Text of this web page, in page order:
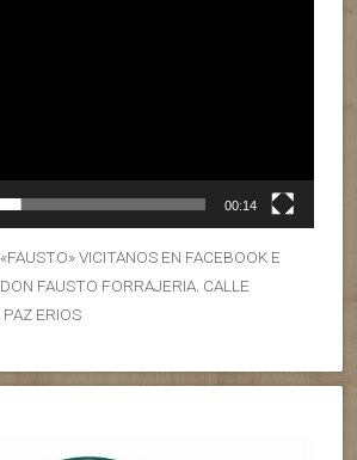
00:14
VICITANOS EN FACEBOOK E
FAUSTO FORRAJERIA. CALLE
ERIOS